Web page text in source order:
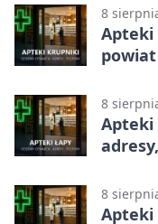
8
Apteki
powiat
8
Apteki
8
Apteki